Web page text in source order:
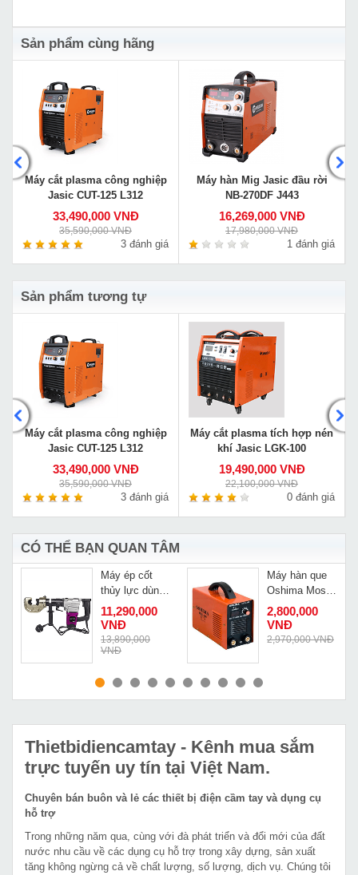
Sản phẩm cùng hãng
Máy cắt plasma công nghiệp
Jasic CUT-125 L312
33,490,000 VNĐ
35,590,000 VNĐ
3 đánh giá
Máy hàn Mig Jasic đầu rời
NB-270DF J443
16,269,000 VNĐ
17,980,000 VNĐ
1 đánh giá
Sản phẩm tương tự
Máy cắt plasma công nghiệp
Jasic CUT-125 L312
33,490,000 VNĐ
35,590,000 VNĐ
3 đánh giá
Máy cắt plasma tích hợp nén
khí Jasic LGK-100
19,490,000 VNĐ
22,100,000 VNĐ
0 đánh giá
CÓ THỂ BẠN QUAN TÂM
MUA NGAY
Máy ép cốt
thủy lực dùng
điện Changyou
LZ-400C
11,290,000
VNĐ
13,890,000
VNĐ
MUA NGAY
Máy hàn que
Oshima Mos
200
2,800,000
VNĐ
2,970,000 VNĐ
Thietbidiencamtay - Kênh mua sắm
trực tuyến uy tín tại Việt Nam.
Chuyên bán buôn và lẻ các thiết bị điện cầm tay và dụng cụ
hỗ trợ
Trong những năm qua, cùng với đà phát triển và đổi mới của đất
nước nhu cầu về các dụng cụ hỗ trợ trong xây dựng, sản xuất
tăng không ngừng cả về chất lượng, số lượng, dịch vụ. Chúng tôi